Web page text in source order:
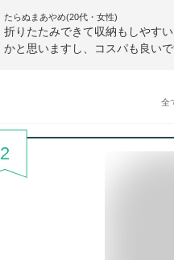
たらぬまあやめ(20代・女性)
折りたたみできて収納もしやす
かと思いますし、コスパも良い
全
2